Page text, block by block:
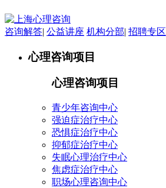
咨询解答| 公益讲座 机构分部| 招聘专区
心理咨询项目
心理咨询项目
青少年咨询中心
强迫症治疗中心
恐惧症治疗中心
抑郁症治疗中心
失眠心理治疗中心
焦虑症治疗中心
职场心理咨询中心